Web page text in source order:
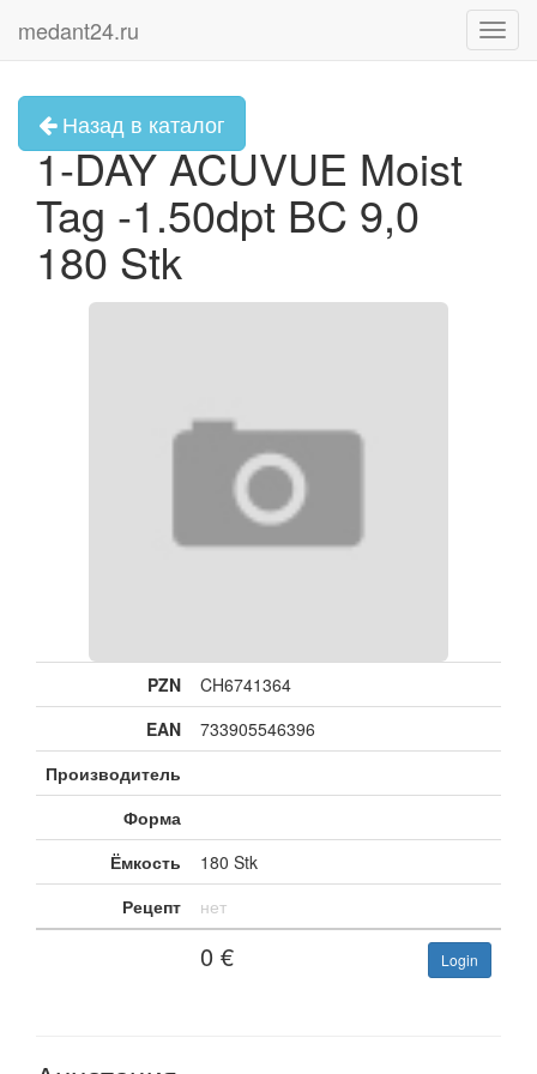
medant24.ru
Назад в каталог
1-DAY ACUVUE Moist
Tag -1.50dpt BC 9,0
180 Stk
PZN
CH6741364
EAN
733905546396
Производитель
Форма
Ёмкость
180 Stk
Рецепт
нет
0 € Login